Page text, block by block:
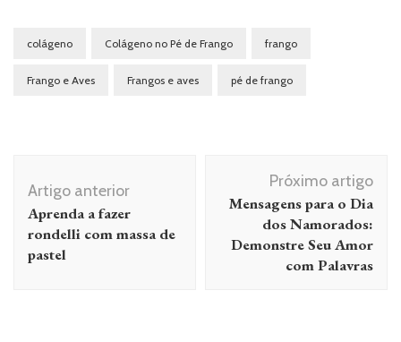
colágeno Colágeno no Pé de Frango frango
Frango e Aves Frangos e aves pé de frango
de
post
Artigo anterior
Aprenda a fazer
rondelli com massa de
pastel
Próximo artigo
Mensagens para o Dia
dos Namorados:
Demonstre Seu Amor
com Palavras